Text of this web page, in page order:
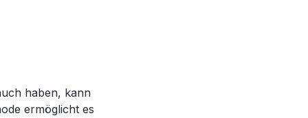
haben, kann
ermöglicht es